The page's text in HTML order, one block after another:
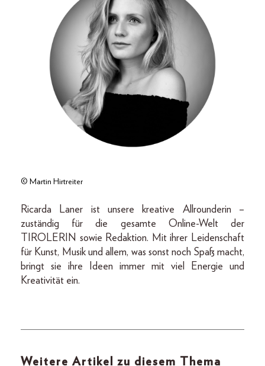
© Martin Hirtreiter
Ricarda Laner ist unsere kreative Allrounderin –
zuständig für die gesamte Online-Welt der
TIROLERIN sowie Redaktion. Mit ihrer Leidenschaft
für Kunst, Musik und allem, was sonst noch Spaß macht,
bringt sie ihre Ideen immer mit viel Energie und
Kreativität ein.
Weitere Artikel zu diesem Thema